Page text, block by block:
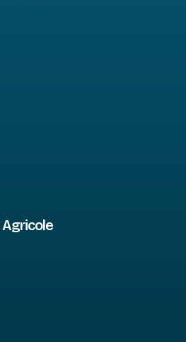
Agricole